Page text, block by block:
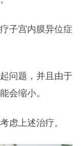
子宫内膜异位症
问题，并且由于
会缩小。
虑上述治疗。